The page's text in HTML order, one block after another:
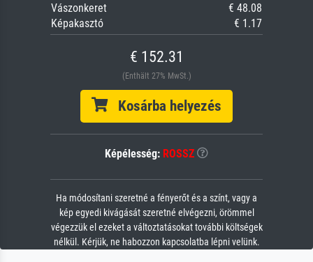
Vászonkeret
€ 48.08
Képakasztó
€ 1.17
€ 152.31
(Enthält 27% MwSt.)
Kosárba helyezés
Képélesség: ROSSZ
Ha módosítani szeretné a fényerőt és a színt, vagy a
kép egyedi kivágását szeretné elvégezni, örömmel
végezzük el ezeket a változtatásokat további költségek
nélkül. Kérjük, ne habozzon kapcsolatba lépni velünk.